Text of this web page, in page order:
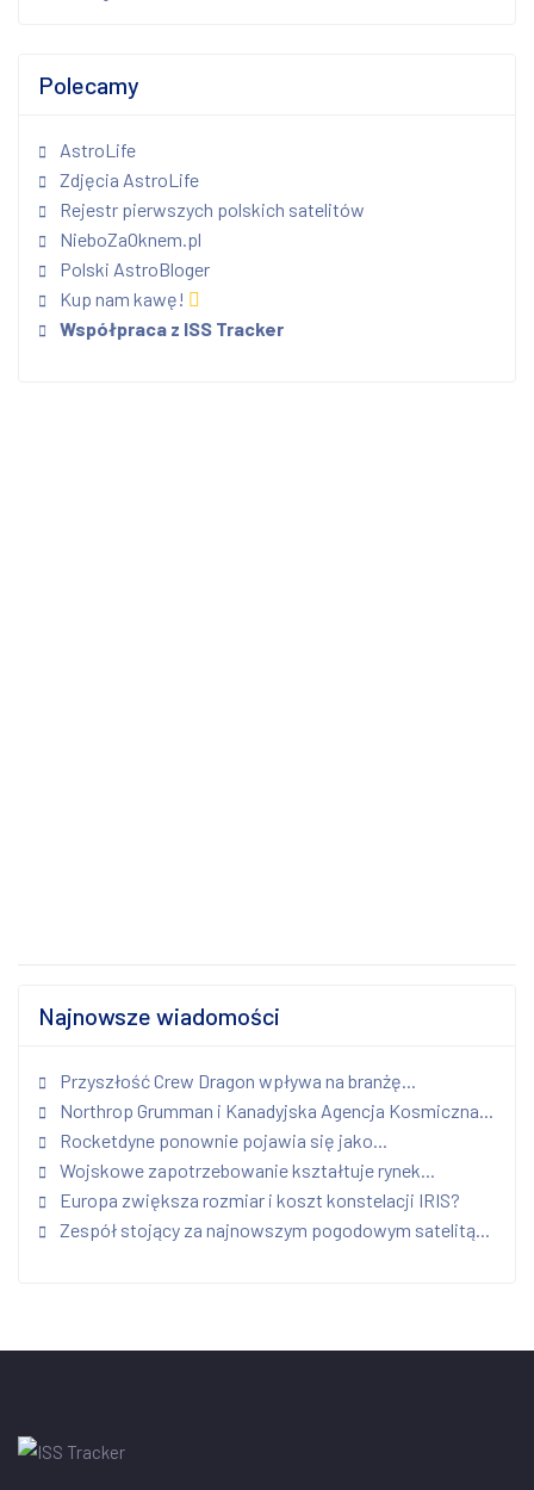
Polecamy
AstroLife
Zdjęcia AstroLife
Rejestr pierwszych polskich satelitów
NieboZaOknem.pl
Polski AstroBloger
Kup nam kawę!
Współpraca z ISS Tracker
Najnowsze wiadomości
Przyszłość Crew Dragon wpływa na branżę...
Northrop Grumman i Kanadyjska Agencja Kosmiczna...
Rocketdyne ponownie pojawia się jako...
Wojskowe zapotrzebowanie kształtuje rynek...
Europa zwiększa rozmiar i koszt konstelacji IRIS?
Zespół stojący za najnowszym pogodowym satelitą...